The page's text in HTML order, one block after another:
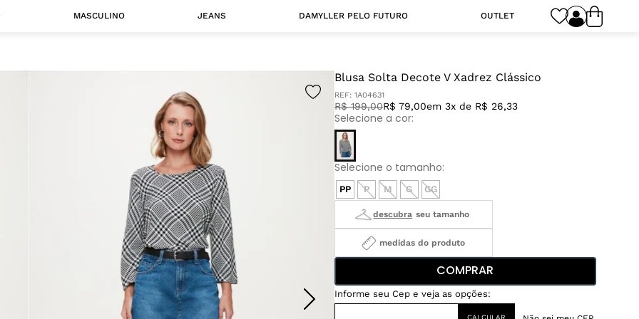
MASCULINO JEANS DAMYLLER PELO FUTURO OUTLET
Blusa Solta Decote V Xadrez Clássico
REF: 1A04631
R$ 199,00R$ 79,00em 3x de R$ 26,33
PP P M G GG
medidas do produto
COMPRAR